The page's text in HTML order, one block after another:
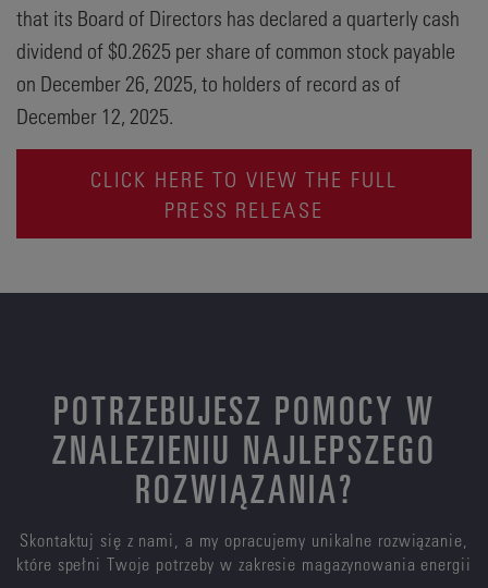
that its Board of Directors has declared a quarterly cash
dividend of $0.2625 per share of common stock payable
on December 26, 2025, to holders of record as of
December 12, 2025.
CLICK HERE TO VIEW THE FULL
PRESS RELEASE
POTRZEBUJESZ POMOCY W
ZNALEZIENIU NAJLEPSZEGO
ROZWIĄZANIA?
Skontaktuj się z nami, a my opracujemy unikalne rozwiązanie,
które spełni Twoje potrzeby w zakresie magazynowania energii